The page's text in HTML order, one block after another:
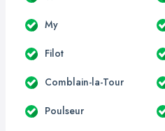
My
Filot
Comblain-la-Tour
Poulseur